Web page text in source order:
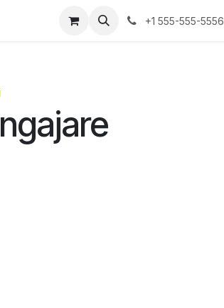
MyStarnet APP Mai multe Business
+1 555-555-5556